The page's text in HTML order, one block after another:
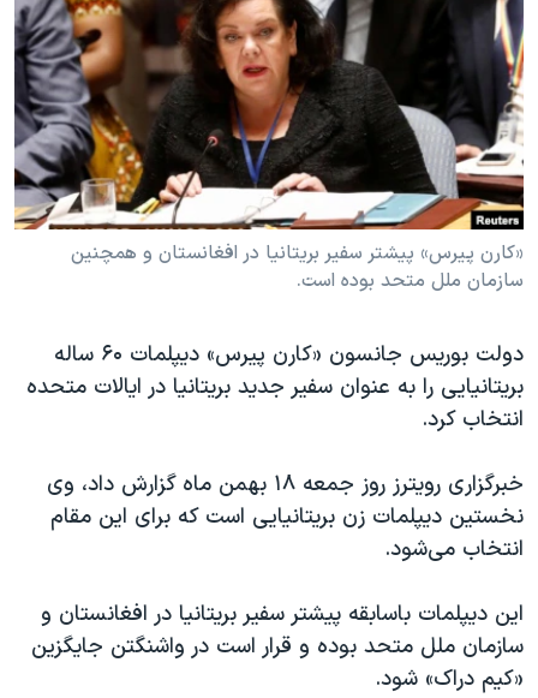
فرهنگ و زندگی
حقوق شهروندی
اقتصادی
علم و فناوری
اسرائیل در جنگ
آرشیو پخش زنده
مستندها
انتخابات ریاست جمهوری آمریکا ۲۰۲۴
حمله جمهوری اسلامی به اسرائیل
رمز مهسا
ورزش زنان در ایران
مجموعه مستندهای دادخواهی
دادگاه حمید نوری
چهل سال گروگان‌گیری
اعتراضات مردمی آبان ۹۸
اسرائیل در جنگ
همایش محافظه‌کاران آمریکا «سی‌پک»
صفحه‌های ویژه
دنبال کنید
زبانهای مختلف
«کارن پیرس» پیشتر سفیر بریتانیا در افغانستان و همچنین
سازمان ملل متحد بوده است.
دولت بوریس جانسون «کارن پیرس» دیپلمات ۶۰ ساله
بریتانیایی را به عنوان سفیر جدید بریتانیا در ایالات متحده
انتخاب کرد.
خبرگزاری رویترز روز جمعه ۱۸ بهمن ماه گزارش داد، وی
نخستین دیپلمات زن بریتانیایی است که برای این مقام
انتخاب می‌شود.
این دیپلمات باسابقه پیشتر سفیر بریتانیا در افغانستان و
سازمان ملل متحد بوده و قرار است در واشنگتن جایگزین
«کیم دراک» شود.